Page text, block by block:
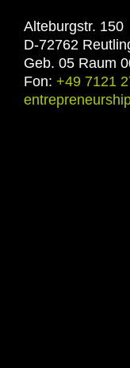
Alteburgstr. 150
D-72762
Geb. 05 Raum
Fon: +49 7121